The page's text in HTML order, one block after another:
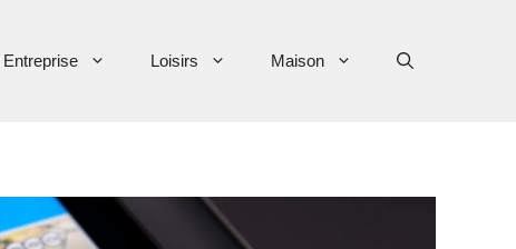
Entreprise Loisirs Maison